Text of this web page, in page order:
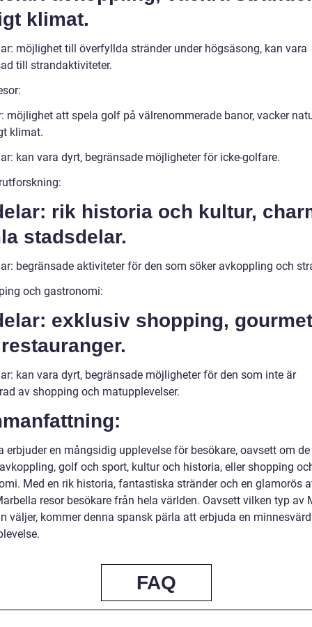
klimat.
möjlighet till överfyllda stränder under högsäsong, kan vara
till strandaktiviteter.
möjlighet att spela golf på välrenommerade banor, vacker
klimat.
kan vara dyrt, begränsade möjligheter för icke-golfare.
rik historia och kultur,
stadsdelar.
begränsade aktiviteter för den som söker avkoppling och
och gastronomi:
exklusiv shopping,
kan vara dyrt, begränsade möjligheter för den som inte är
av shopping och matupplevelser.
erbjuder en mångsidig upplevelse för besökare, oavsett om de
golf och sport, kultur och historia, eller shopping
Med en rik historia, fantastiska stränder och en glamorös
resor besökare från hela världen. Oavsett vilken typ av
väljer, kommer denna spansk pärla att erbjuda en
FAQ